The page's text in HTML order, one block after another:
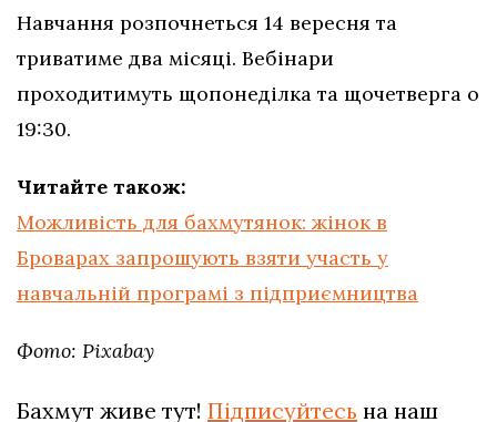
Навчання розпочнеться 14 вересня та
триватиме два місяці. Вебінари
проходитимуть щопонеділка та щочетверга о
19:30.
Читайте також:
Можливість для бахмутянок: жінок в
Броварах запрошують взяти участь у
навчальній програмі з підприємництва
Фото: Pixabay
Бахмут живе тут! Підписуйтесь на наш